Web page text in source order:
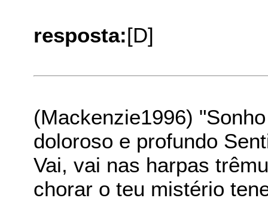
resposta:[D]
(Mackenzie1996)
doloroso e profundo
Vai, vai nas harpas
chorar o teu mistério